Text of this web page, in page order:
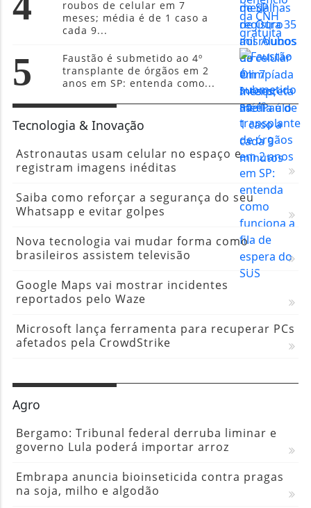
roubos de celular em 7
meses; média é de 1 caso a
cada 9...
5
Faustão é submetido ao 4º
transplante de órgãos em 2
anos em SP: entenda como...
Tecnologia & Inovação
Astronautas usam celular no espaço e
registram imagens inéditas
Saiba como reforçar a segurança do seu
Whatsapp e evitar golpes
Nova tecnologia vai mudar forma como
brasileiros assistem televisão
Google Maps vai mostrar incidentes
reportados pelo Waze
Microsoft lança ferramenta para recuperar PCs
afetados pela CrowdStrike
Agro
Bergamo: Tribunal federal derruba liminar e
governo Lula poderá importar arroz
Embrapa anuncia bioinseticida contra pragas
na soja, milho e algodão